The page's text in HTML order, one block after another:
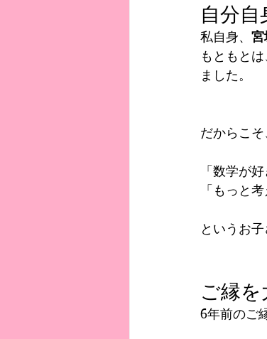
自分自
私自身、 宮
もともとは
ました。
だからこ
「数学が好
「もっと考
というお
ご縁を
6年前のご